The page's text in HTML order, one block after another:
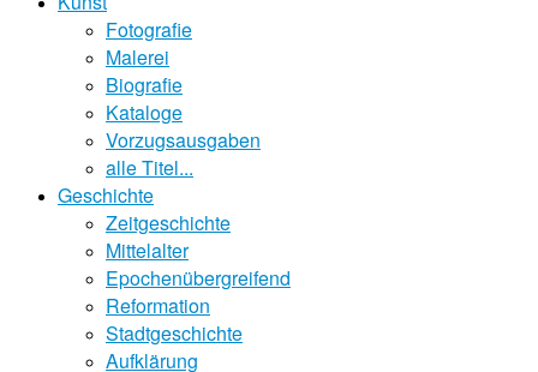
Fotografie
Malerei
Biografie
Kataloge
Vorzugsausgaben
alle Titel...
Geschichte
Zeitgeschichte
Mittelalter
Epochenübergreifend
Reformation
Stadtgeschichte
Aufklärung